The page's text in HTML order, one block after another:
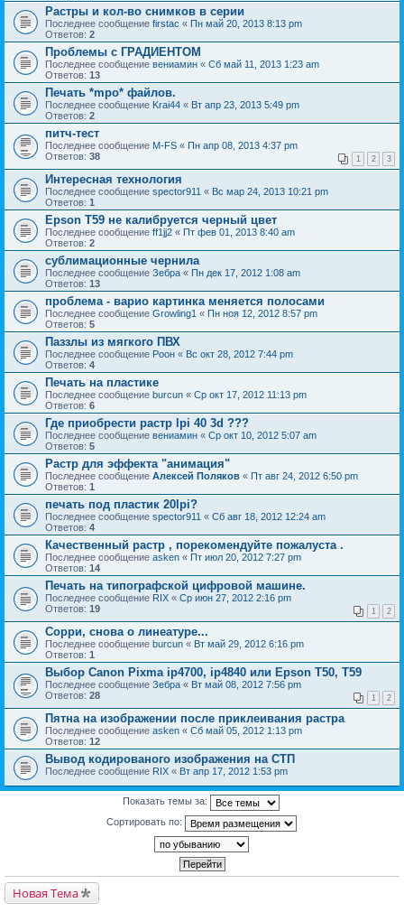
Растры и кол-во снимков в серии
Последнее сообщение firstac « Пн май 20, 2013 8:13 pm
Ответов: 2
Проблемы с ГРАДИЕНТОМ
Последнее сообщение вениамин « Сб май 11, 2013 1:23 am
Ответов: 13
Печать *mpo* файлов.
Последнее сообщение Krai44 « Вт апр 23, 2013 5:49 pm
Ответов: 2
питч-тест
Последнее сообщение M-FS « Пн апр 08, 2013 4:37 pm
Ответов: 38 1 2 3
Интересная технология
Последнее сообщение spector911 « Вс мар 24, 2013 10:21 pm
Ответов: 1
Epson T59 не калибруется черный цвет
Последнее сообщение ff1jj2 « Пт фев 01, 2013 8:40 am
Ответов: 2
сублимационные чернила
Последнее сообщение Зебра « Пн дек 17, 2012 1:08 am
Ответов: 13
проблема - варио картинка меняется полосами
Последнее сообщение Growling1 « Пн ноя 12, 2012 8:57 pm
Ответов: 5
Паззлы из мягкого ПВХ
Последнее сообщение Pоон « Вс окт 28, 2012 7:44 pm
Ответов: 4
Печать на пластике
Последнее сообщение burcun « Ср окт 17, 2012 11:13 pm
Ответов: 6
Где приобрести растр lpi 40 3d ???
Последнее сообщение вениамин « Ср окт 10, 2012 5:07 am
Ответов: 5
Растр для эффекта "анимация"
Последнее сообщение Алексей Поляков « Пт авг 24, 2012 6:50 pm
Ответов: 1
печать под пластик 20lpi?
Последнее сообщение spector911 « Сб авг 18, 2012 12:24 am
Ответов: 4
Качественный растр , порекомендуйте пожалуста .
Последнее сообщение asken « Пт июл 20, 2012 7:27 pm
Ответов: 14
Печать на типографской цифровой машине.
Последнее сообщение RIX « Ср июн 27, 2012 2:16 pm
Ответов: 19 1 2
Сорри, снова о линеатуре...
Последнее сообщение burcun « Вт май 29, 2012 6:16 pm
Ответов: 1
Выбор Canon Pixma ip4700, ip4840 или Epson T50, Т59
Последнее сообщение Зебра « Вт май 08, 2012 7:56 pm
Ответов: 28 1 2
Пятна на изображении после приклеивания растра
Последнее сообщение asken « Сб май 05, 2012 1:13 pm
Ответов: 12
Вывод кодированого изображения на СТП
Последнее сообщение RIX « Вт апр 17, 2012 1:53 pm
Показать темы за:
Сортировать по:
Новая Тема